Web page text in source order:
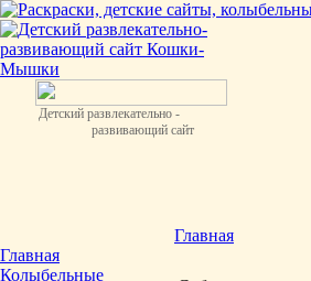
Детский развлекательно -
развивающий сайт
Главная
Колыбельные
Главная